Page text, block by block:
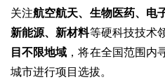
关注航空航天、生物医药、电
新能源、新材料等硬科技技术
目不限地域 ，将在全国范围内
城市进行项目选拔。